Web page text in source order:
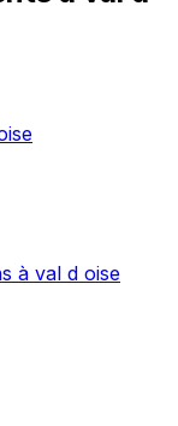
à val d oise